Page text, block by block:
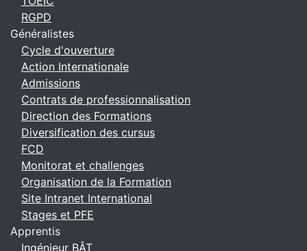
RGPD
Généralistes
Cycle d'ouverture
Action Internationale
Admissions
Contrats de professionnalisation
Direction des Formations
Diversification des cursus
FCD
Monitorat et challenges
Organisation de la Formation
Site Intranet International
Stages et PFE
Apprentis
Ingénieur BÂT